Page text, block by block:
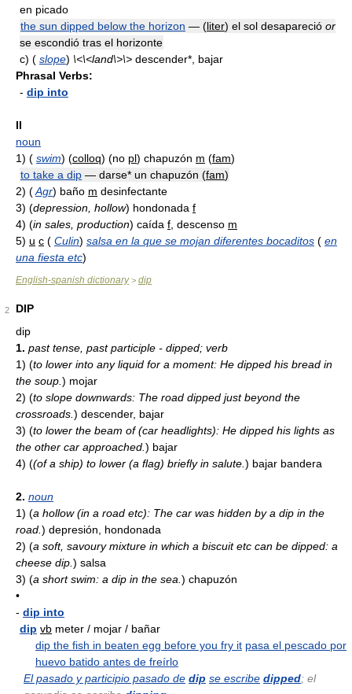
en picado
the sun dipped below the horizon — (liter) el sol desapareció or
se escondió tras el horizonte
c) ( slope) \<\<land\>\> descender*, bajar
Phrasal Verbs:
- dip into
II
noun
1) ( swim) (colloq) (no pl) chapuzón m (fam)
to take a dip — darse* un chapuzón (fam)
2) (Agr) baño m desinfectante
3) (depression, hollow) hondonada f
4) (in sales, production) caída f , descenso m
5) u c ( Culin) salsa en la que se mojan diferentes bocaditos ( en
una fiesta etc)
English-spanish dictionary> dip
2
DIP
dip
1. past tense, past participle - dipped; verb
1) (to lower into any liquid for a moment: He dipped his bread in
the soup. ) mojar
2) (to slope downwards: The road dipped just beyond the
crossroads. ) descender, bajar
3) (to lower the beam of (car headlights): He dipped his lights as
the other car approached. ) bajar
4) ((of a ship) to lower (a flag) briefly in salute. ) bajar bandera
2. noun
1) (a hollow (in a road etc): The car was hidden by a dip in the
road. ) depresión, hondonada
2) (a soft, savoury mixture in which a biscuit etc can be dipped: a
cheese dip. ) salsa
3) (a short swim: a dip in the sea. ) chapuzón
•
- dip into
dip vb meter / mojar / bañar
dip the fish in beaten egg before you fry it pasa el pescado por
huevo batido antes de freírlo
El pasado y participio pasado de dip se escribe dipped; el